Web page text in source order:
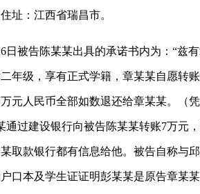
址：江西省瑞昌市。
日被告陈某某出具的承诺书内为：“
年级，享有正式学籍，章某某自愿转
元人民币全部如数退还给章某某。（
通过建设银行向被告陈某某转账7万
取款银行都有信息给他。被告自称与
口本及学生证证明彭某某是原告章某